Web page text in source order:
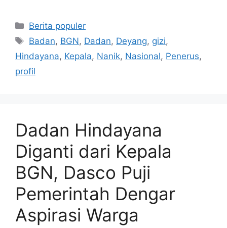
Kategori
Berita populer
Tag
Badan, BGN, Dadan, Deyang, gizi,
Hindayana, Kepala, Nanik, Nasional, Penerus,
profil
Dadan Hindayana
Diganti dari Kepala
BGN, Dasco Puji
Pemerintah Dengar
Aspirasi Warga